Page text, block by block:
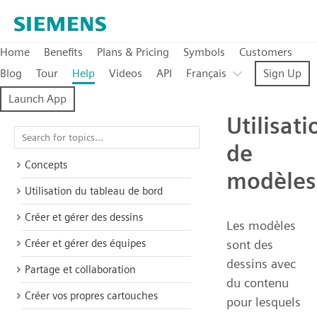
Home Benefits Plans & Pricing Symbols
Customers
Blog
Tour Help Videos API Français
Sign Up
Launch App
Concepts
Utilisation du tableau de bord
Créer et gérer des dessins
Créer et gérer des équipes
Partage et collaboration
Créer vos propres cartouches
de
modèles
Les modèles
sont des
dessins avec
du contenu
pour lesquels